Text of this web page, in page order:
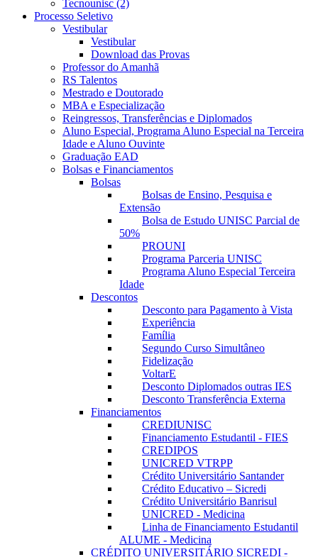
Tecnounisc (2)
Processo Seletivo
Vestibular
Vestibular
Download das Provas
Professor do Amanhã
RS Talentos
Mestrado e Doutorado
MBA e Especialização
Reingressos, Transferências e Diplomados
Aluno Especial, Programa Aluno Especial na Terceira
Idade e Aluno Ouvinte
Graduação EAD
Bolsas e Financiamentos
Bolsas
Bolsas de Ensino, Pesquisa e
Extensão
Bolsa de Estudo UNISC Parcial de
50%
PROUNI
Programa Parceria UNISC
Programa Aluno Especial Terceira
Idade
Descontos
Desconto para Pagamento à Vista
Experiência
Família
Segundo Curso Simultâneo
Fidelização
VoltarE
Desconto Diplomados outras IES
Desconto Transferência Externa
Financiamentos
CREDIUNISC
Financiamento Estudantil - FIES
CREDIPOS
UNICRED VTRPP
Crédito Universitário Santander
Crédito Educativo – Sicredi
Crédito Universitário Banrisul
UNICRED - Medicina
Linha de Financiamento Estudantil
ALUME - Medicina
CRÉDITO UNIVERSITÁRIO SICREDI -